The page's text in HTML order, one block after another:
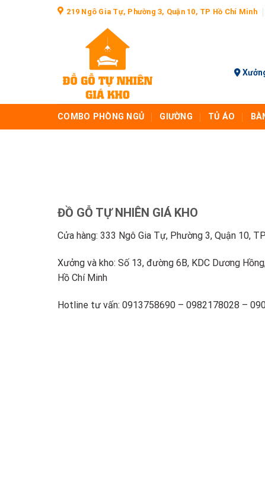
219 Ngô Gia Tự, Phường 3, Quận 10, TP Hồ Chí Minh
COMBO PHÒNG NGỦ GIƯỜNG TỦ ÁO
ĐỒ GỖ TỰ NHIÊN GIÁ KHO
Cửa hàng: 333 Ngô Gia Tự, Phường 3, Quận 10,
Xưởng và kho: Số 13, đường 6B, KDC Dương
Hồ Chí Minh
Hotline tư vấn: 0913758690 – 0982178028 –